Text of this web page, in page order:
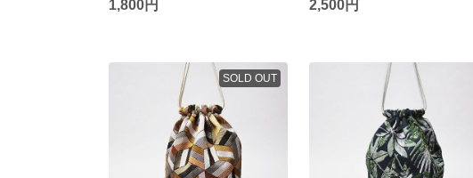
1,800円 2,500円
SOLD OUT